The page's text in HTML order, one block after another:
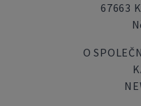
67663
O